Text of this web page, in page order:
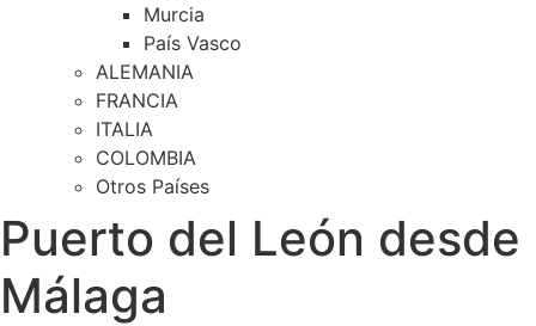
Murcia
País Vasco
ALEMANIA
FRANCIA
ITALIA
COLOMBIA
Otros Países
Puerto del León desde
Málaga